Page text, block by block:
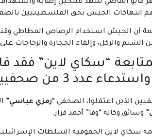
انتهاكات الجيش بحق الفلسطينيين
أن الجيش استخدام الرصاص المطاطي
الشتم والركل، وإلقاء الحجارة والزجاجات
“سكاي لاين” فقد
عدد 3 من صحفيين.
الذين اعتقلوا، الصحفي “رمزي عباسي”
” وسائق وكالة “وفا” أحمد قزاز.
سكاي لاين الحقوقية السلطات